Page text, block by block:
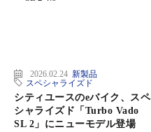
2026.02.24 新製品
スペシャライズド
シティユースのeバイク、スペ
シャライズド「Turbo Vado
SL 2」にニューモデル登場